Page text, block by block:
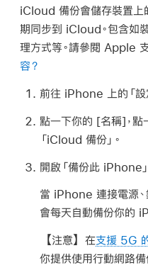
iCloud 備份會儲存裝置上
期同步到 iCloud。包含如
理方式等。請參閱 Apple 支
容？
前往 iPhone 上的「
點一下你的 [名稱]，
「iCloud 備份」。
開啟「備份此 iPhone」
當 iPhone 連接電源
會每天自動備份你的
【注意】在支援 5G
你提供使用行動網路